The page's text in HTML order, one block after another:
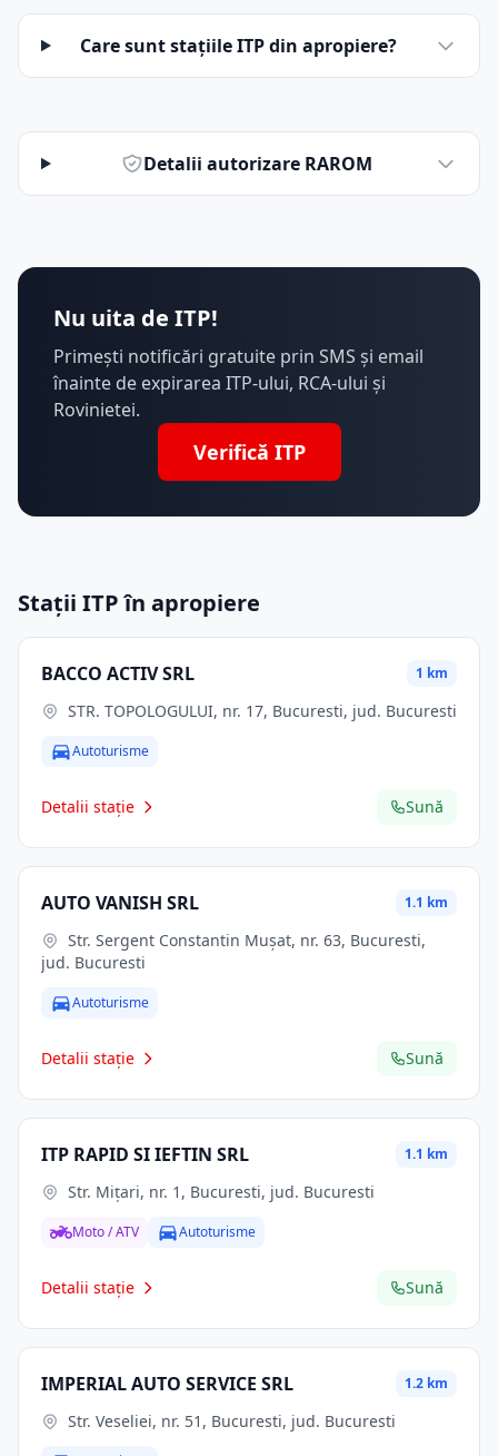
Care sunt stațiile ITP din apropiere?
Detalii autorizare RAROM
Nu uita de ITP!
Primești notificări gratuite prin SMS și email
înainte de expirarea ITP-ului, RCA-ului și
Rovinietei.
Verifică ITP
Stații ITP în apropiere
BACCO ACTIV SRL 1 km
STR. TOPOLOGULUI, nr. 17, Bucuresti, jud. Bucuresti
Autoturisme
Detalii stație Sună
AUTO VANISH SRL 1.1 km
jud. Bucuresti
Autoturisme
Detalii stație Sună
ITP RAPID SI IEFTIN SRL 1.1 km
Str. Miţari, nr. 1, Bucuresti, jud. Bucuresti
Moto / ATV Autoturisme
Detalii stație Sună
IMPERIAL AUTO SERVICE SRL 1.2 km
Str. Veseliei, nr. 51, Bucuresti, jud. Bucuresti